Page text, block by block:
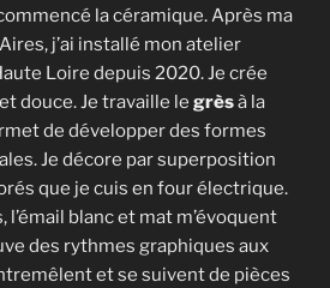
la céramique. Après ma
j’ai installé mon atelier
Loire depuis 2020. Je crée
douce. Je travaille le grèsà la
de développer des formes
Je décore par superposition
que je cuis en four électrique.
blanc et mat m’évoquent
des rythmes graphiques aux
et se suivent de pièces